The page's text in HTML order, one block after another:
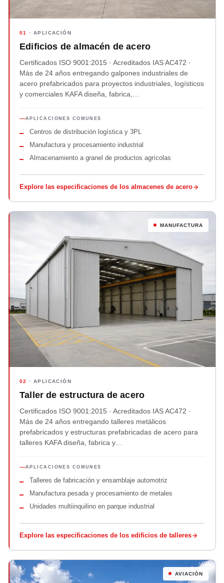
01 · APLICACIÓN
Edificios de almacén de acero
Certificados ISO 9001:2015 · Acreditados IAS AC472 ·
Más de 24 años entregando galpones industriales de
acero prefabricados para proyectos industriales, logísticos
y comerciales KAFA diseña, fabrica,…
APLICACIONES COMUNES
Centros de distribución logística y 3PL
Manufactura y procesamiento industrial
Almacenamiento a granel de productos agrícolas
Explore las especificaciones de los almacenes de acero
MANUFACTURA
02 · APLICACIÓN
Taller de estructura de acero
Certificados ISO 9001:2015 · Acreditados IAS AC472 ·
Más de 24 años entregando talleres metálicos
prefabricados y estructuras prefabricadas de acero para
talleres KAFA diseña, fabrica y…
APLICACIONES COMUNES
Talleres de fabricación y ensamblaje automotriz
Manufactura pesada y procesamiento de metales
Unidades multiinquilino en parque industrial
Explore las especificaciones de los edificios de talleres
AVIACIÓN